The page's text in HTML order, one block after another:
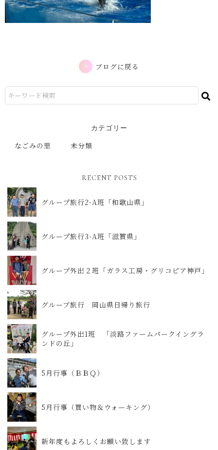
ブログに戻る
カテゴリー
なごみの里 未分類
RECENT POSTS
グループ旅行2-A班「和歌山県」
グループ旅行3-A班「滋賀県」
グループ外出２班「ガラス工房・グリコピア神戸」
グルーブ旅行 岡山県日帰り旅行
グループ外出1班 「淡路ファームパークイングラ
ンドの丘」
5月行事（ＢＢＱ）
5月行事（買い物＆ウォーキング）
新年度もよろしくお願い致します